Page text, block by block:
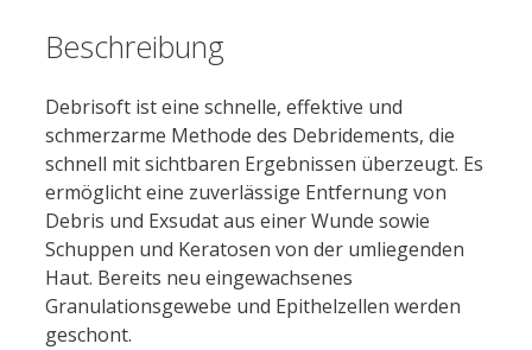
Beschreibung
Debrisoft ist eine schnelle, effektive und
schmerzarme Methode des Debridements, die
schnell mit sichtbaren Ergebnissen überzeugt. Es
ermöglicht eine zuverlässige Entfernung von
Debris und Exsudat aus einer Wunde sowie
Schuppen und Keratosen von der umliegenden
Haut. Bereits neu eingewachsenes
Granulationsgewebe und Epithelzellen werden
geschont.